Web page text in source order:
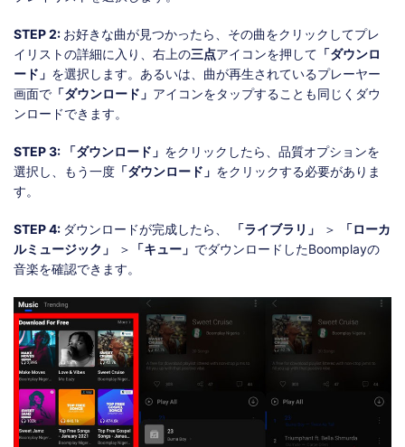
STEP 2: お好きな曲が見つかったら、その曲をクリックしてプレ
イリストの詳細に入り、右上の三点アイコンを押して 「ダウンロ
ード」 を選択します。あるいは、曲が再生されているプレーヤー
画面で 「ダウンロード」 アイコンをタップすることも同じくダウ
ンロードできます。
STEP 3: 「ダウンロード」 をクリックしたら、品質オプションを
選択し、もう一度 「ダウンロード」 をクリックする必要がありま
す。
STEP 4: ダウンロードが完成したら、 「ライブラリ」 ＞
「ローカ
ルミュージック」
＞ 「キュー」 でダウンロードしたBoomplayの
音楽を確認できます。